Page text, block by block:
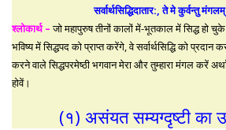
सर्वार्थसिद्धिदातार:, ते मे कुर्वन्तु
श्लोकार्थ – जो महापुरुष तीनों कालों में-भूतकाल में सिद्ध हो चुके
भविष्य में सिद्धपद को प्राप्त करेंगे, वे सर्वार्थसिद्धि को प्रदान
करने वाले सिद्धपरमेष्ठी भगवान मेरा और तुम्हारा मंगल करें
होवें।
(१) असंयत सम्यग्दृष्टी का